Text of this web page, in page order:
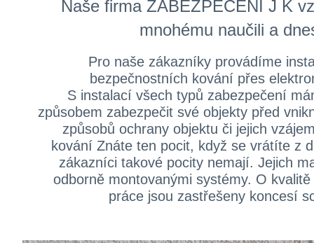
Naše firma ZABEZPEČENÍ J K
mnohému naučili a
Pro naše zákazníky provádíme
bezpečnostních kování přes
S instalací všech typů zabezpečení
způsobem zabezpečit své objekty před
způsobů ochrany objektu či jejich
kování Znáte ten pocit, když se vrátíte z
zákazníci takové pocity nemají. Jejich
odborně montovanými systémy. O
práce jsou zastřešeny koncesí